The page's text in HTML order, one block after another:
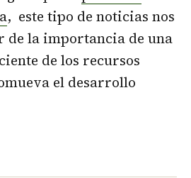
, este tipo de noticias nos
de la importancia de una
de los recursos
el desarrollo